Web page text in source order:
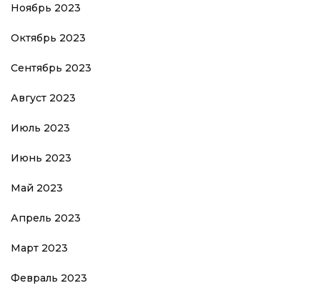
Ноябрь 2023
Октябрь 2023
Сентябрь 2023
Август 2023
Июль 2023
Июнь 2023
Май 2023
Апрель 2023
Март 2023
Февраль 2023